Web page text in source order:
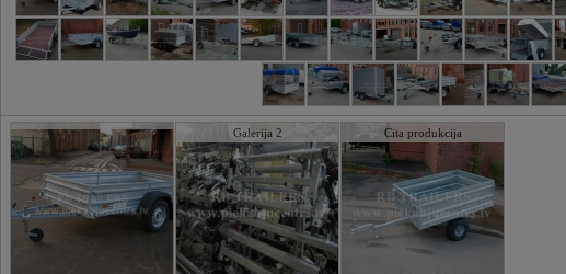
Galerija 2 Cita produkcija